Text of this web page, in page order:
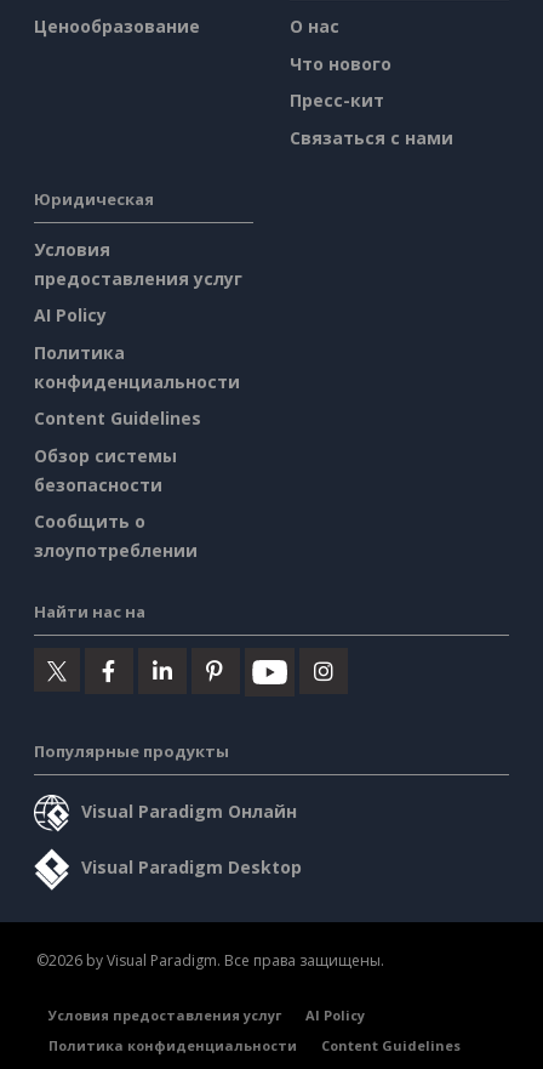
Ценообразование
О нас
Что нового
Пресс-кит
Связаться с нами
Юридическая
Условия
предоставления услуг
AI Policy
Политика
конфиденциальности
Content Guidelines
Обзор системы
безопасности
Сообщить о
злоупотреблении
Найти нас на
Популярные продукты
Visual Paradigm Онлайн
Visual Paradigm Desktop
©2026 by Visual Paradigm. Все права защищены.
Условия предоставления услуг
AI Policy
Политика конфиденциальности
Content Guidelines